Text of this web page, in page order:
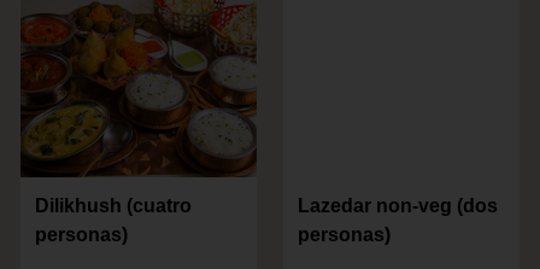
Dilikhush (cuatro
personas)
Lazedar non-veg (dos
personas)